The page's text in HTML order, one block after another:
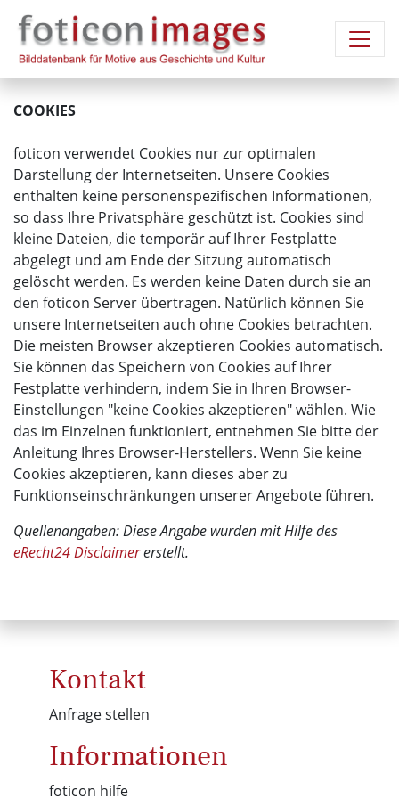
COOKIES
foticon verwendet Cookies nur zur optimalen
Darstellung der Internetseiten. Unsere Cookies
enthalten keine personenspezifischen Informationen,
so dass Ihre Privatsphäre geschützt ist. Cookies sind
kleine Dateien, die temporär auf Ihrer Festplatte
abgelegt und am Ende der Sitzung automatisch
gelöscht werden. Es werden keine Daten durch sie an
den foticon Server übertragen. Natürlich können Sie
unsere Internetseiten auch ohne Cookies betrachten.
Die meisten Browser akzeptieren Cookies automatisch.
Sie können das Speichern von Cookies auf Ihrer
Festplatte verhindern, indem Sie in Ihren Browser-
Einstellungen "keine Cookies akzeptieren" wählen. Wie
das im Einzelnen funktioniert, entnehmen Sie bitte der
Anleitung Ihres Browser-Herstellers. Wenn Sie keine
Cookies akzeptieren, kann dieses aber zu
Funktionseinschränkungen unserer Angebote führen.
Quellenangaben: Diese Angabe wurden mit Hilfe des
eRecht24 Disclaimererstellt.
Kontakt
Anfrage stellen
Informationen
foticon hilfe